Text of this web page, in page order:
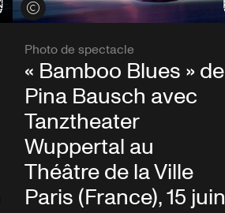
Voir les crédits
Photo de spectacle
« Bamboo Blues » de
Pina Bausch avec
Tanztheater
Wuppertal au
Théâtre de la Ville
Paris (France), 15 juin